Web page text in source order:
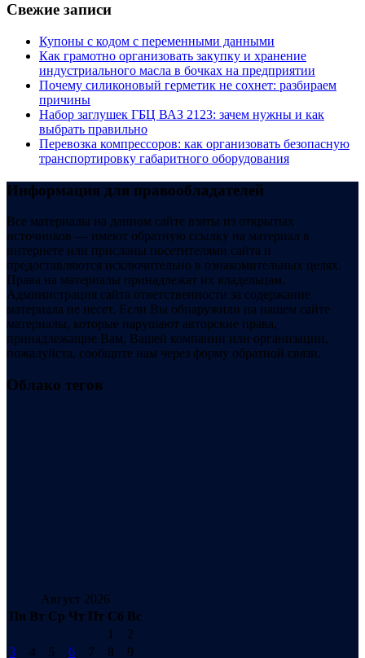
Свежие записи
Купоны c кодом с переменными данными
Как грамотно организовать закупку и хранение
индустриального масла в бочках на предприятии
Почему силиконовый герметик не сохнет: разбираем
причины
Набор заглушек ГБЦ ВАЗ 2123: зачем нужны и как
выбрать правильно
Перевозка компрессоров: как организовать безопасную
транспортировку габаритного оборудования
Информация для правообладателей
Все материалы на данном сайте взяты из открытых
источников — имеют обратную ссылку на материал в
интернете или присланы посетителями сайта и
предоставляются исключительно в ознакомительных целях.
Права на материалы принадлежат их владельцам.
Администрация сайта ответственности за содержание
материала не несет. Если Вы обнаружили на нашем сайте
материалы, которые нарушают авторские права,
принадлежащие Вам, Вашей компании или организации,
пожалуйста, сообщите нам через форму обратной связи.
Облако тегов
Август 2026
Пн Вт Ср Чт Пт Сб Вс
1
2
3
4 5 6 7 8 9